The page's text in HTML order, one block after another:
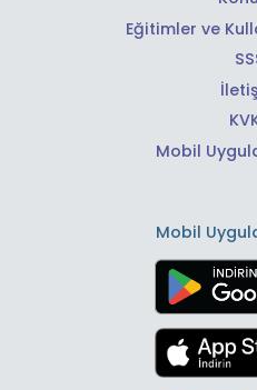
Eğitimler ve
Mobil
Mobil